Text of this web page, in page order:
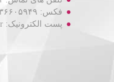
فکس: ۳۶۶۰۵۹۴۹-۰۲۶
پست الکترونیک: info@karajhood.ir